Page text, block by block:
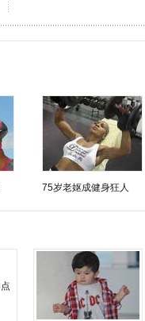
75岁老妪成健身狂人